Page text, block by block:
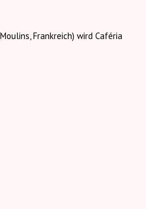
Frankreich) wird Caféria